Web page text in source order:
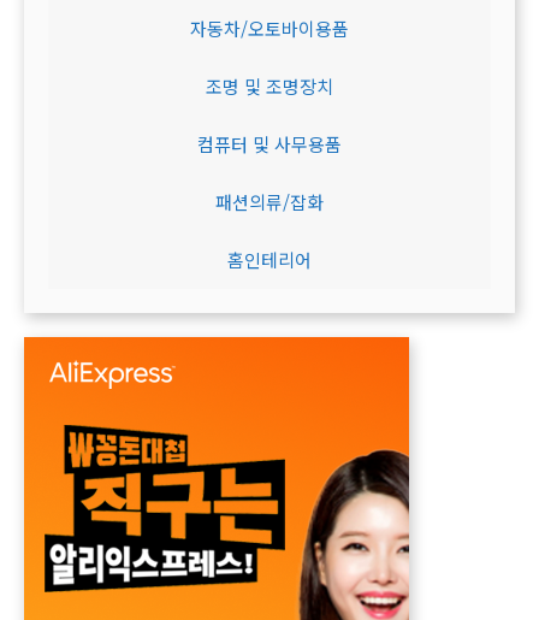
자동차/오토바이용품
조명 및 조명장치
컴퓨터 및 사무용품
패션의류/잡화
홈인테리어